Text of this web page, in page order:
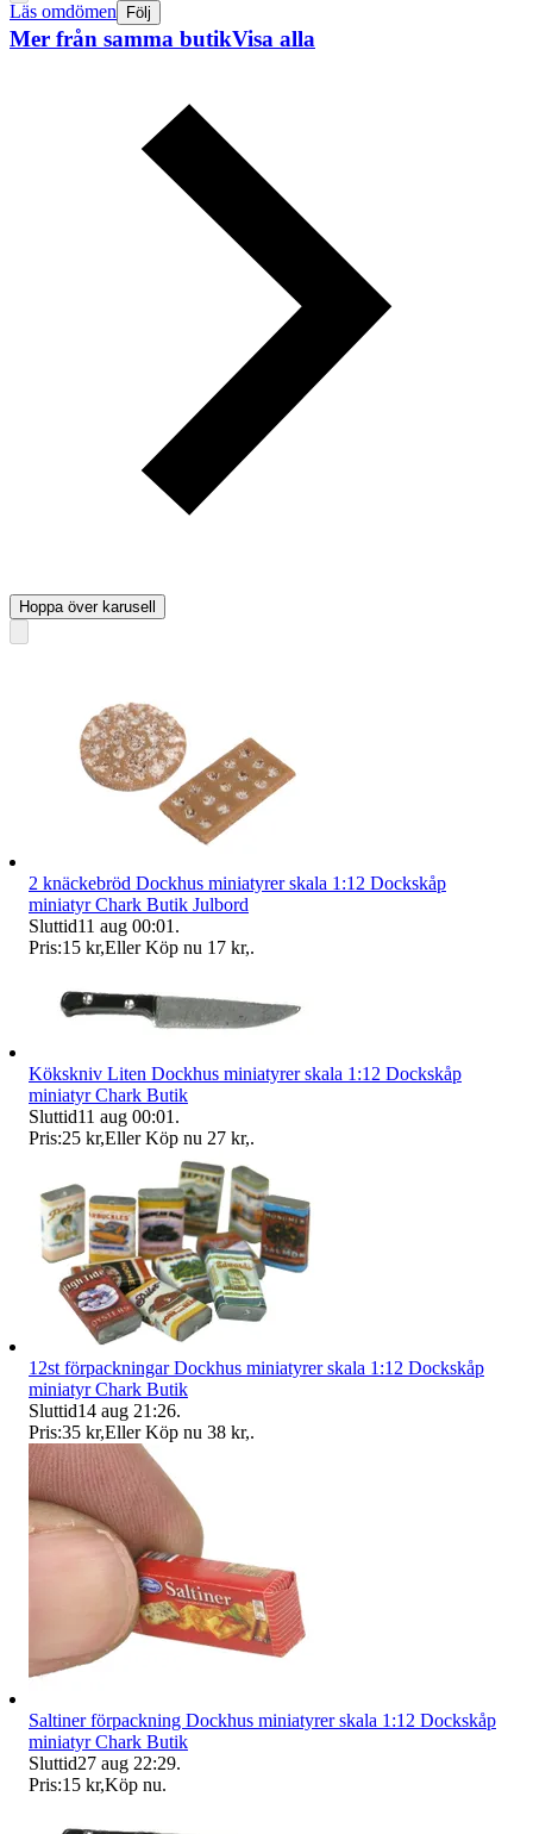
Läs omdömen Följ
Mer från samma butikVisa alla
Hoppa över karusell
2 knäckebröd Dockhus miniatyrer skala 1:12 Dockskåp
miniatyr Chark Butik Julbord
Sluttid11 aug 00:01 .
Pris:15 kr,Eller Köp nu 17 kr,.
Kökskniv Liten Dockhus miniatyrer skala 1:12 Dockskåp
miniatyr Chark Butik
Sluttid11 aug 00:01 .
Pris:25 kr,Eller Köp nu 27 kr,.
12st förpackningar Dockhus miniatyrer skala 1:12 Dockskåp
miniatyr Chark Butik
Sluttid14 aug 21:26.
Pris:35 kr,Eller Köp nu 38 kr,.
Saltiner förpackning Dockhus miniatyrer skala 1:12 Dockskåp
miniatyr Chark Butik
Sluttid27 aug 22:29.
Pris:15 kr,Köp nu.